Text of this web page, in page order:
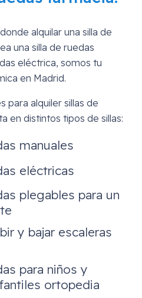
alquilar una silla de
una silla de ruedas
eléctrica, somos tu
en Madrid.
para alquiler sillas de
en distintos tipos de sillas:
manuales
eléctricas
plegables para un
y bajar escaleras
para niños y
ortopedia